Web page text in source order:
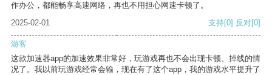
作办公，都能畅享高速网络，再也不用担心网速卡顿了。
2025-02-01
支持[0] 反对[0]
游客
这款加速器app的加速效果非常好，玩游戏再也不会出现卡顿、掉线的情
况了。我以前玩游戏经常会输，现在有了这个app，我的游戏水平提升了